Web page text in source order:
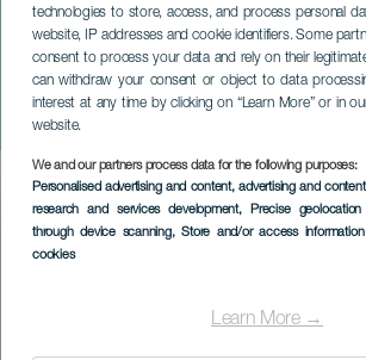
technologies to store, access, and process personal
website, IP addresses and cookie identifiers. Some
consent to process your data and rely on their
can withdraw your consent or object to data
interest at any time by clicking on “Learn More” or in
website.
We and our partners process data for the following purposes:
Personalised advertising and content, advertising and
research and services development, Precise
through device scanning, Store and/or access
cookies
Learn More →
Alberto San Juan.
Clásicos en Colores
GRAN CANARIA
Imagen
Listado